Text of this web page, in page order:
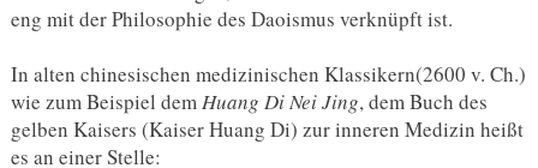
eng mit der Philosophie des Daoismus verknüpft ist.
In alten chinesischen medizinischen Klassikern(2600 v. Ch.)
wie zum Beispiel demHuang Di Nei Jing, dem Buch des
gelben Kaisers (Kaiser Huang Di) zur inneren Medizin heißt
es an einer Stelle: